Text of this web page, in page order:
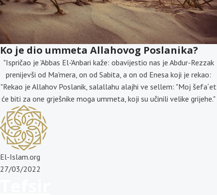
Ko je dio ummeta Allahovog Poslanika?
"Ispričao je 'Abbas El-'Anbari kaže: obavijestio nas je Abdur-Rezzak
prenijevši od Ma'mera, on od Sabita, a on od Enesa koji je rekao:
"Rekao je Allahov Poslanik, salallahu alajhi ve sellem: "Moj šefa´et
će biti za one grješnike moga ummeta, koji su učinili velike grijehe."
El-Islam.org
27/03/2022